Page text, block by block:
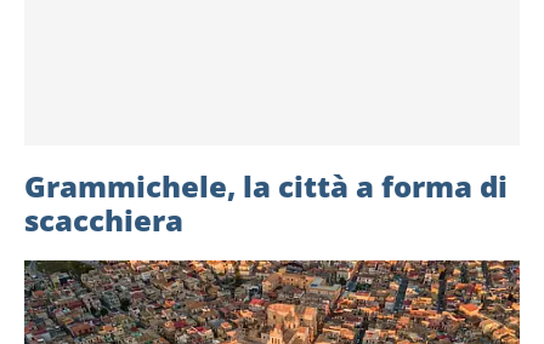
Grammichele, la città a forma di
scacchiera